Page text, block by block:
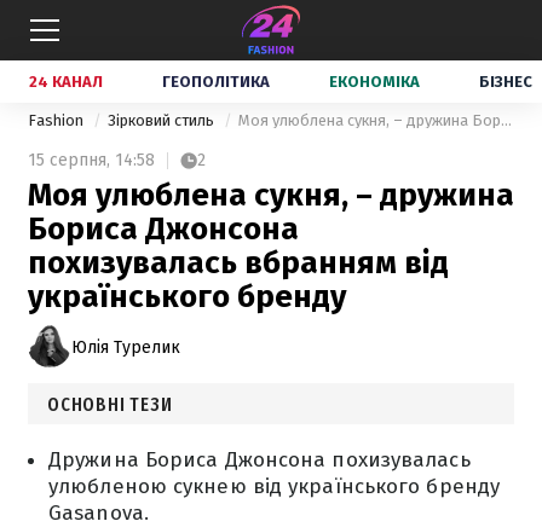
24 КАНАЛ ГЕОПОЛІТИКА ЕКОНОМІКА БІЗНЕС
Fashion Зірковий стиль Моя улюблена сукня, – дружина Бориса Джонсона похизувалась вбранням від українського бренду
15 серпня, 14:58 2
Моя улюблена сукня, – дружина
Бориса Джонсона
похизувалась вбранням від
українського бренду
Юлія Турелик
ОСНОВНІ ТЕЗИ
Дружина Бориса Джонсона похизувалась
улюбленою сукнею від українського бренду
Gasanova.